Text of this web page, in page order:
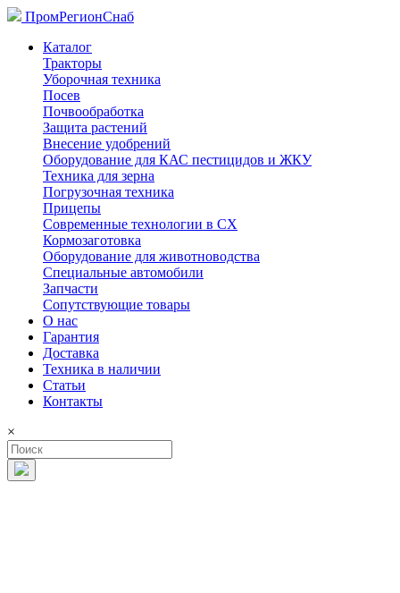
ПромРегионСнаб
Каталог
Тракторы
Уборочная техника
Посев
Почвообработка
Защита растений
Внесение удобрений
Оборудование для КАС пестицидов и ЖКУ
Техника для зерна
Погрузочная техника
Прицепы
Современные технологии в СХ
Кормозаготовка
Оборудование для животноводства
Специальные автомобили
Запчасти
Сопутствующие товары
О нас
Гарантия
Доставка
Техника в наличии
Статьи
Контакты
×